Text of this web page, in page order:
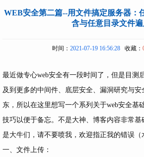
WEB安全第二篇--用文件搞定服务器：
含与任意目录文件
时间： 2021-07-19 16:56:28收藏：
最近做专心web安全有一段时间了，但是目测
及到更多的中间件、底层安全、漏洞研究与
东，所以在这里想写一个系列关于web安全基
技巧以便于备忘。不是大神、博客内容非常基
是大牛们，请不要喷我，欢迎指正我的错误（
一、文件上传：